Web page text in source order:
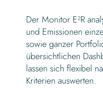
Der Monitor E²R
und Emissionen
sowie ganzer
übersichtlichen
lassen sich flexibel
Kriterien auswerten.